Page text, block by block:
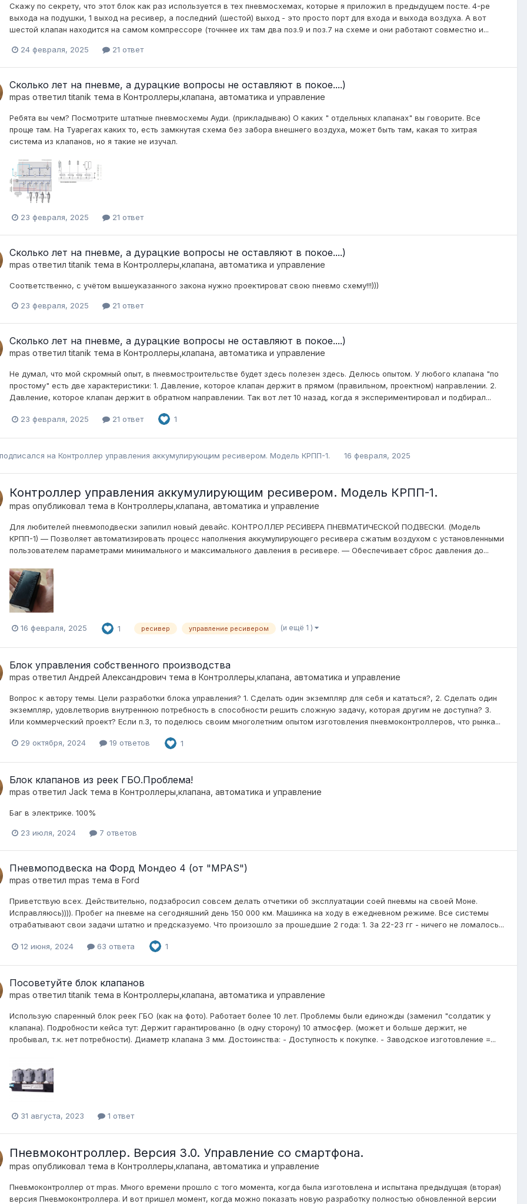
Скажу по секрету, что этот блок как раз используется в тех пневмосхемах, которые я приложил в предыдущем посте. 4-ре
выхода на подушки, 1 выход на ресивер, а последний (шестой) выход - это просто порт для входа и выхода воздуха. А вот
шестой клапан находится на самом компрессоре (точннее их там два поз.9 и поз.7 на схеме и они работают совместно и...
24 февраля, 2025 21 ответ
Сколько лет на пневме, а дурацкие вопросы не оставляют в покое....)
mpas ответилtitanik тема в Контроллеры,клапана, автоматика и управление
Ребята вы чем? Посмотрите штатные пневмосхемы Ауди. (прикладываю) О каких " отдельных клапанах" вы говорите. Все
проще там. На Туарегах каких то, есть замкнутая схема без забора внешнего воздуха, может быть там, какая то хитрая
система из клапанов, но я такие не изучал.
23 февраля, 2025 21 ответ
Сколько лет на пневме, а дурацкие вопросы не оставляют в покое....)
mpas ответилtitanik тема в Контроллеры,клапана, автоматика и управление
Соответственно, с учётом вышеуказанного закона нужно проектироват свою пневмо схему!!!)))
23 февраля, 2025 21 ответ
Сколько лет на пневме, а дурацкие вопросы не оставляют в покое....)
mpas ответилtitanik тема в Контроллеры,клапана, автоматика и управление
Не думал, что мой скромный опыт, в пневмостроительстве будет здесь полезен здесь. Делюсь опытом. У любого клапана "по
простому" есть две характеристики: 1. Давление, которое клапан держит в прямом (правильном, проектном) направлении. 2.
Давление, которое клапан держит в обратном направлении. Так вот лет 10 назад, когда я экспериментировал и подбирал...
23 февраля, 2025 21 ответ 1
на Контроллер управления аккумулирующим ресивером. Модель КРПП-1. 16 февраля, 2025
Контроллер управления аккумулирующим ресивером. Модель КРПП-1.
mpas опубликовал тема в Контроллеры,клапана, автоматика и управление
Для любителей пневмоподвески запилил новый девайс. КОНТРОЛЛЕР РЕСИВЕРА ПНЕВМАТИЧЕСКОЙ ПОДВЕСКИ. (Модель
КРПП-1) — Позволяет автоматизировать процесс наполнения аккумулирующего ресивера сжатым воздухом с установленными
пользователем параметрами минимального и максимального давления в ресивере. — Обеспечивает сброс давления до...
16 февраля, 2025 1 ресивер управление ресивером (и ещё 1 )
Блок управления собственного производства
mpas ответил Андрей Александрович тема в Контроллеры,клапана, автоматика и управление
Вопрос к автору темы. Цели разработки блока управления? 1. Сделать один экземпляр для себя и кататься?, 2. Сделать один
экземпляр, удовлетворив внутреннюю потребность в способности решить сложную задачу, которая другим не доступна? 3.
Или коммерческий проект? Если п.3, то поделюсь своим многолетним опытом изготовления пневмоконтроллеров, что рынка...
29 октября, 2024 19 ответов 1
Блок клапанов из реек ГБО.Проблема!
mpas ответил Jack тема в Контроллеры,клапана, автоматика и управление
Баг в электрике. 100%
23 июля, 2024 7 ответов
Пневмоподвеска на Форд Мондео 4 (от "MPAS")
mpas ответил mpas тема в Ford
Приветствую всех. Действительно, подзабросил совсем делать отчетики об эксплуатации соей пневмы на своей Моне.
Исправляюсь)))). Пробег на пневме на сегодняшний день 150 000 км. Машинка на ходу в ежедневном режиме. Все системы
отрабатывают свои задачи штатно и предсказуемо. Что произошло за прошедшие 2 года: 1. За 22-23 гг - ничего не ломалось...
12 июня, 2024 63 ответа 1
Посоветуйте блок клапанов
mpas ответилtitanik тема в Контроллеры,клапана, автоматика и управление
Использую спаренный блок реек ГБО (как на фото). Работает более 10 лет. Проблемы были единожды (заменил "солдатик у
клапана). Подробности кейса тут: Держит гарантированно (в одну сторону) 10 атмосфер. (может и больше держит, не
пробывал, т.к. нет потребности). Диаметр клапана 3 мм. Достоинства: - Доступность к покупке. - Заводское изготовление =...
31 августа, 2023 1 ответ
Пневмоконтроллер. Версия 3.0. Управление со смартфона.
mpas опубликовал тема в Контроллеры,клапана, автоматика и управление
Пневмоконтроллер от mpas. Много времени прошло с того момента, когда была изготовлена и испытана предыдущая (вторая)
версия Пневмоконтроллера. И вот пришел момент, когда можно показать новую разработку полностью обновленной версии